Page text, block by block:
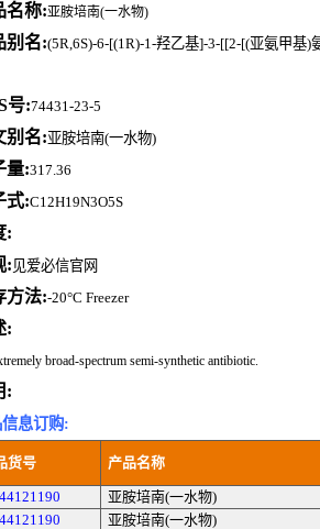
名称:亚胺培南(一水物)
别名:(5R,6S)-6-[(1R)-1-羟乙基]-3-[[2-[(亚氨甲基
号:74431-23-5
别名:亚胺培南(一水物)
量:317.36
式:C12H19N3O5S
:
: 见爱必信官网
方法:-20°C Freezer
:
broad-spectrum semi-synthetic antibiotic.
:
息订购:
货号 产品名称
亚胺培南(一水物)
亚胺培南(一水物)